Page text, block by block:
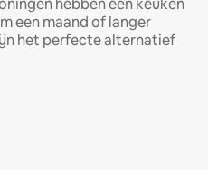
hebben een keuken
een maand of langer
het perfecte alternatief